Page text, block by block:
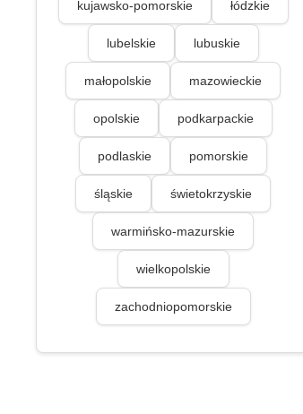
kujawsko-pomorskie łódzkie
lubelskie lubuskie
małopolskie mazowieckie
opolskie podkarpackie
podlaskie pomorskie
śląskie świetokrzyskie
warmińsko-mazurskie
wielkopolskie
zachodniopomorskie